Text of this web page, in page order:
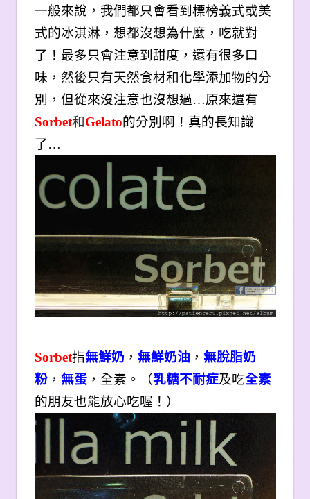
一般來說，我們都只會看到標榜義式或美
式的冰淇淋，想都沒想為什麼，吃就對
了！最多只會注意到甜度，還有很多口
味，然後只有天然食材和化學添加物的分
別，但從來沒注意也沒想過…原來還有
Sorbet和Gelato的分別啊！真的長知識
了…
Sorbet指無鮮奶， 無鮮奶油 ， 無脫脂奶
粉， 無蛋，全素。（乳糖不耐症及吃全素
的朋友也能放心吃喔！）